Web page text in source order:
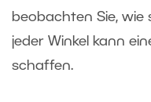
beobachten Sie, wie
jeder Winkel kann
schaffen.